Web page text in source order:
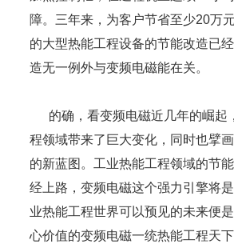
障。三年来，为客户节省至少20万
的大型热能工程设备的节能改造已
造无一例外与变频电磁能在关。
的确，看变频电磁近几年的崛起
程领域带来了巨大变化，同时也擘
的新蓝图。工业热能工程领域的节
经上路，变频电磁这个强力引擎将
业热能工程世界可以预见的未来便
心价值的变频电磁一统热能工程天下